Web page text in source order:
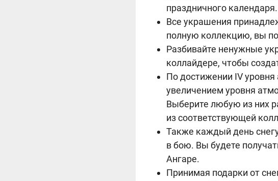
праздничного календаря.
Все украшения
полную коллекцию, вы
Разбивайте ненужные
коллайдере, чтобы
По достижении IV
увеличением уровня
Выберите любую из них
из соответствующей
Также каждый день
в бою. Вы будете
Ангаре.
Принимая подарки от